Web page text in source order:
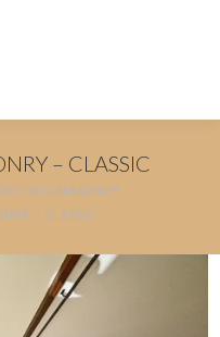
– CLASSIC
MASONRY
– CLASSIC